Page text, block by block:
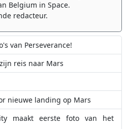
Belgium in Space.
redacteur.
van Perseverance!
reis naar Mars
nieuwe landing op Mars
maakt eerste foto van het